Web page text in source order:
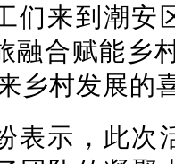
们来到潮安
融合赋能乡
乡村发展的
表示，此次